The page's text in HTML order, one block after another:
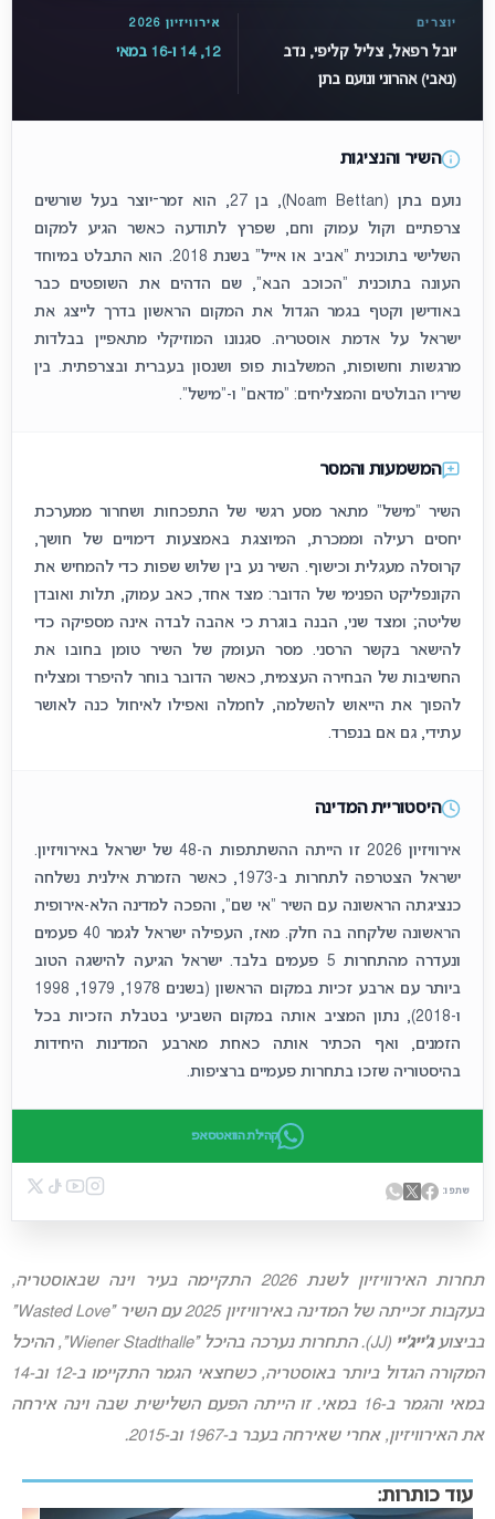
יוצרים
יובל רפאל, צליל קליפי, נדב
(נאבי) אהרוני ונועם בתן
אירוויזיון 2026
12, 14 ו-16 במאי
השיר והנציגות
נועם בתן (Noam Bettan), בן 27, הוא זמר־יוצר בעל שורשים
צרפתיים וקול עמוק וחם, שפרץ לתודעה כאשר הגיע למקום
השלישי בתוכנית “אביב או אייל” בשנת 2018. הוא התבלט במיוחד
העונה בתוכנית “הכוכב הבא”, שם הדהים את השופטים כבר
באודישן וקטף בגמר הגדול את המקום הראשון בדרך לייצג את
ישראל על אדמת אוסטריה. סגנונו המוזיקלי מתאפיין בבלדות
מרגשות וחשופות, המשלבות פופ ושנסון בעברית ובצרפתית. בין
שיריו הבולטים והמצליחים: “מדאם” ו-“מישל”.
המשמעות והמסר
השיר "מישל" מתאר מסע רגשי של התפכחות ושחרור ממערכת
יחסים רעילה וממכרת, המיוצגת באמצעות דימויים של חושך,
קרוסלה מעגלית וכישוף. השיר נע בין שלוש שפות כדי להמחיש את
הקונפליקט הפנימי של הדובר: מצד אחד, כאב עמוק, תלות ואובדן
שליטה; ומצד שני, הבנה בוגרת כי אהבה לבדה אינה מספיקה כדי
להישאר בקשר הרסני. מסר העומק של השיר טומן בחובו את
החשיבות של הבחירה העצמית, כאשר הדובר בוחר להיפרד ומצליח
להפוך את הייאוש להשלמה, לחמלה ואפילו לאיחול כנה לאושר
עתידי, גם אם בנפרד.
היסטוריית המדינה
אירוויזיון 2026 זו הייתה ההשתתפות ה-48 של ישראל באירוויזיון.
ישראל הצטרפה לתחרות ב-1973, כאשר הזמרת אילנית נשלחה
כנציגתה הראשונה עם השיר "אי שם", והפכה למדינה הלא-אירופית
הראשונה שלקחה בה חלק. מאז, העפילה ישראל לגמר 40 פעמים
ונעדרה מהתחרות 5 פעמים בלבד. ישראל הגיעה להישגה הטוב
ביותר עם ארבע זכיות במקום הראשון (בשנים 1978, 1979, 1998
ו-2018), נתון המציב אותה במקום השביעי בטבלת הזכיות בכל
הזמנים, ואף הכתיר אותה כאחת מארבע המדינות היחידות
בהיסטוריה שזכו בתחרות פעמיים ברציפות.
קהילת הוואטסאפ
שתפו:
תחרות האירוויזיון לשנת 2026 התקיימה בעיר וינה שבאוסטריה,
בעקבות זכייתה של המדינה באירוויזיון 2025 עם השיר “Wasted Love”
בביצועג’ייג’יי
(JJ). התחרות נערכה בהיכל “Wiener Stadthalle”, ההיכל
המקורה הגדול ביותר באוסטריה, כשחצאי הגמר התקיימו ב-12 וב-14
במאי והגמר ב-16 במאי. זו הייתה הפעם השלישית שבה וינה אירחה
את האירוויזיון, אחרי שאירחה בעבר ב-1967 וב-2015.
עוד כותרות: